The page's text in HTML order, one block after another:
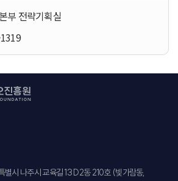
부 전략기획실
시 나주시 교육길 13 D2동 210호 (빛가람동,